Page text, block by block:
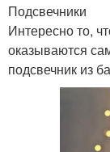
Подсвечники
Интересно то,
оказываются
подсвечник из